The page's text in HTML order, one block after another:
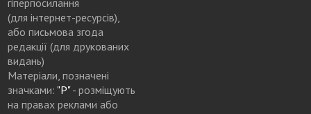
(для інтернет-ресурсів),
або письмова згода
редакції (для друкованих
видань)
Матеріали, позначені
значками: "Р"- розміщують
на правах реклами або